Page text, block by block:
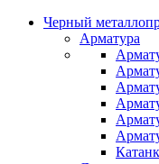
Черный
Арматура